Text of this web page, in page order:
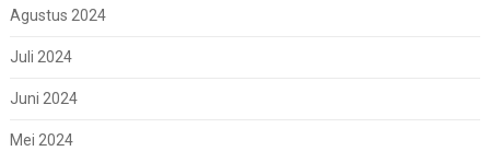
Agustus 2024
Juli 2024
Juni 2024
Mei 2024